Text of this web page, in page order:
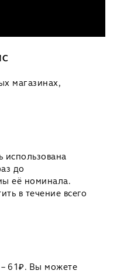
магазинах,
использована
до
её номинала.
в течение всего
61₽. Вы можете